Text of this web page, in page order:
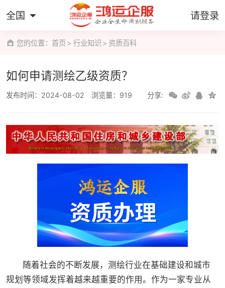
全国 请登录
您的位置：首页 行业知识 资质百科
如何申请测绘乙级资质？
发布时间：2024-08-02 浏览量：919 分享:
随着社会的不断发展，测绘行业在基础建设和城市
规划等领域发挥着越来越重要的作用。作为一家专业从